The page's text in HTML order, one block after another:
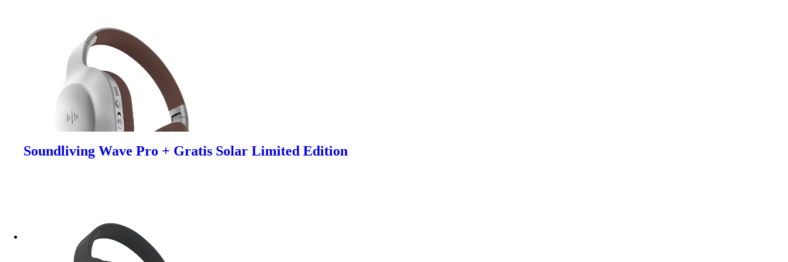
Soundliving Wave Pro + Gratis Solar Limited Edition